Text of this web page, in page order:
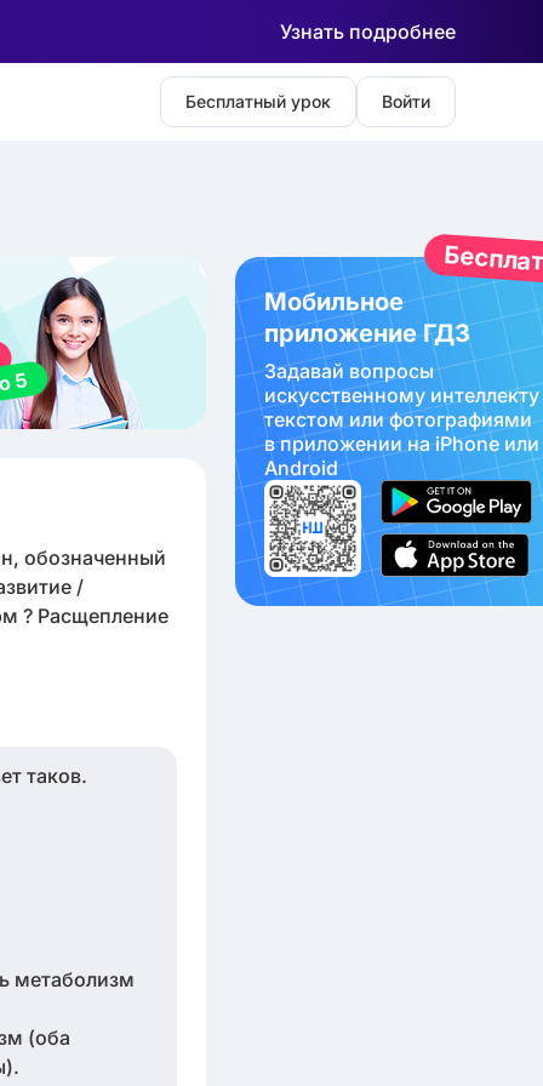
Узнать подробнее
Бесплатный урок Войти
обозначенный
/
? Расщепление
таков.
метаболизм
(оба
Мобильное
приложение ГДЗ
Задавай вопросы
искуcственному интеллекту
текстом или фотографиями
в приложении на iPhone или
Android